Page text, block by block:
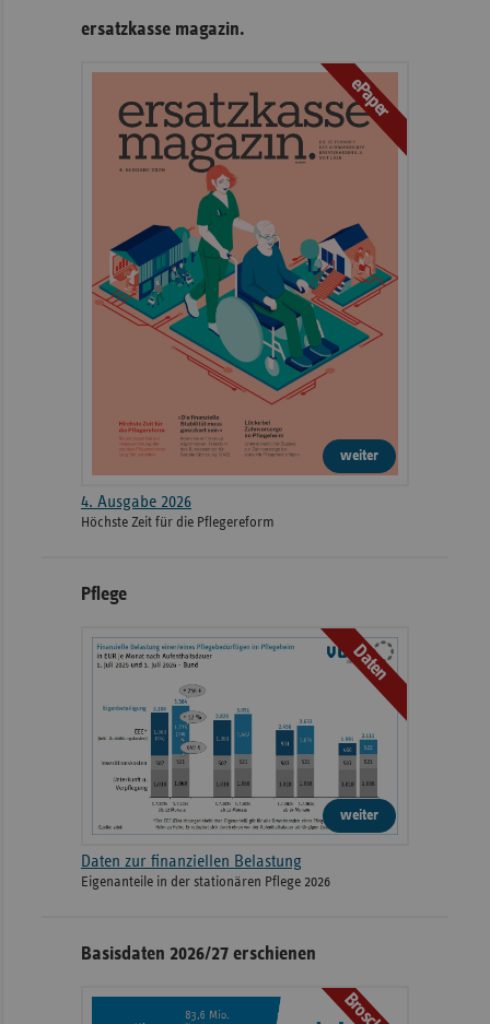
ersatzkasse magazin.
ePaper
weiter
4. Ausgabe 2026
Höchste Zeit für die Pflegereform
Pflege
Daten
weiter
Daten zur finanziellen Belastung
Eigenanteile in der stationären Pflege 2026
Basisdaten 2026/27 erschienen